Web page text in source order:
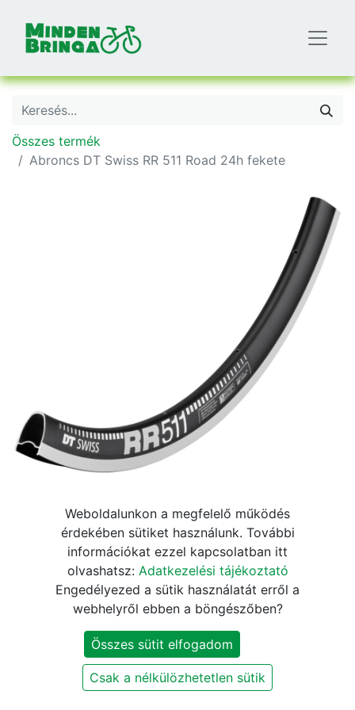
Összes termék
Abroncs DT Swiss RR 511 Road 24h fekete
Abroncs DT Swiss RR 511
Road 24h fekete
33.660Ft 39.600Ft
KOSÁRBA
DT Swiss
Weboldalunkon a megfelelő működés
érdekében sütiket használunk. További
információkat ezzel kapcsolatban itt
olvashatsz: Adatkezelési tájékoztató
Engedélyezed a sütik használatát erről a
webhelyről ebben a böngészőben?
Összes sütit elfogadom
Csak a nélkülözhetetlen sütik